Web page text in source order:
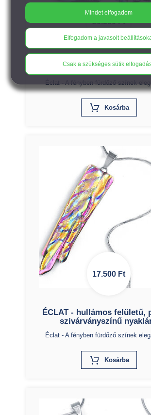
20.500Ft
ÉCLAT - hullámos felületű,
ezüst-arany színű
Éclat - A fényben fürdőző színek
KosárbaX
17.500 Ft
ÉCLAT - hullámos felületű,
szivárványszínű
Éclat - A fényben fürdőző színek
KosárbaX
Mindet elfogadom
Elfogadom a javasolt
Csak a szükséges sütik